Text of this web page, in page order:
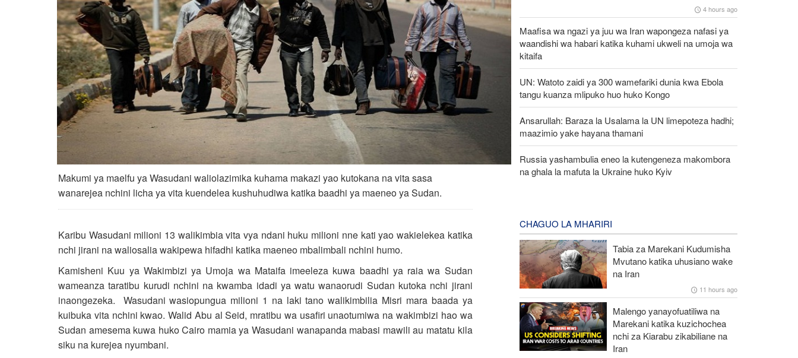
Makumi ya maelfu ya Wasudani waliolazimika kuhama makazi yao kutokana na vita sasa
wanarejea nchini licha ya vita kuendelea kushuhudiwa katika baadhi ya maeneo ya Sudan.
Karibu Wasudani milioni 13 walikimbia vita vya ndani huku milioni nne kati yao wakielekea katika
nchi jirani na waliosalia wakipewa hifadhi katika maeneo mbalimbali nchini humo.
Kamisheni Kuu ya Wakimbizi ya Umoja wa Mataifa imeeleza kuwa baadhi ya raia wa Sudan
wameanza taratibu kurudi nchini na kwamba idadi ya watu wanaorudi Sudan kutoka nchi jirani
inaongezeka. Wasudani wasiopungua milioni 1 na laki tano walikimbilia Misri mara baada ya
kuibuka vita nchini kwao. Walid Abu al Seid, mratibu wa usafiri unaotumiwa na wakimbizi hao wa
Sudan amesema kuwa huko Cairo mamia ya Wasudani wanapanda mabasi mawili au matatu kila
siku na kurejea nyumbani.
4 hours ago
Maafisa wa ngazi ya juu wa Iran wapongeza nafasi ya
waandishi wa habari katika kuhami ukweli na umoja wa
kitaifa
UN: Watoto zaidi ya 300 wamefariki dunia kwa Ebola
tangu kuanza mlipuko huo huko Kongo
Ansarullah: Baraza la Usalama la UN limepoteza hadhi;
maazimio yake hayana thamani
Russia yashambulia eneo la kutengeneza makombora
na ghala la mafuta la Ukraine huko Kyiv
CHAGUO LA MHARIRI
Tabia za Marekani Kudumisha
Mvutano katika uhusiano wake
na Iran
11 hours ago
Malengo yanayofuatiliwa na
Marekani katika kuzichochea
nchi za Kiarabu zikabiliane na
Iran